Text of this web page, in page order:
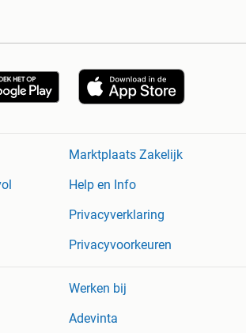
Marktplaats Zakelijk
Help en Info
Privacyverklaring
Privacyvoorkeuren
Werken bij
Adevinta